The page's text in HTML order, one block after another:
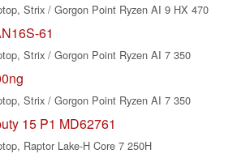
Strix / Gorgon Point Ryzen AI 9 HX 470
61
Strix / Gorgon Point Ryzen AI 7 350
Strix / Gorgon Point Ryzen AI 7 350
15 P1 MD62761
Raptor Lake-H Core 7 250H